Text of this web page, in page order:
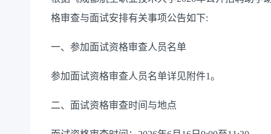
格审查与面试安排有关事项公告如下:
一、参加面试资格审查人员名单
参加面试资格审查人员名单详见附件1。
二、面试资格审查时间与地点